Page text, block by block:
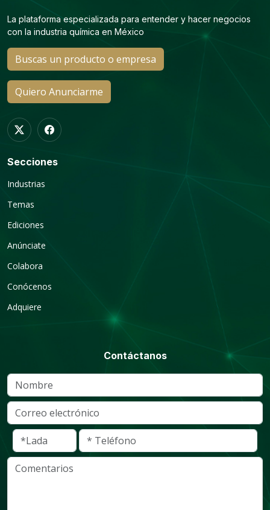
La plataforma especializada para entender y hacer negocios
con la industria química en México
Buscas un producto o empresa
Quiero Anunciarme
Secciones
Industrias
Temas
Ediciones
Anúnciate
Colabora
Conócenos
Adquiere
Contáctanos